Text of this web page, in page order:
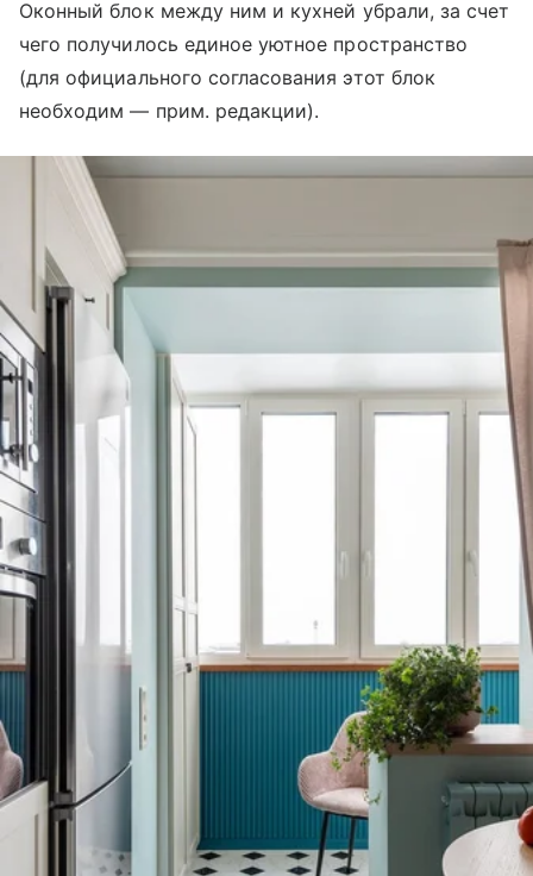
Оконный блок между ним и кухней убрали, за счет
чего получилось единое уютное пространство
(для официального согласования этот блок
необходим — прим. редакции).